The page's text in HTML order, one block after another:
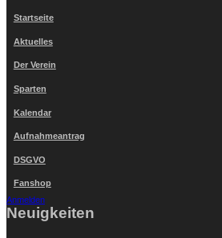
Startseite
Aktuelles
Der Verein
Sparten
Kalendar
Aufnahmeantrag
DSGVO
Fanshop
Anmelden
Neuigkeiten